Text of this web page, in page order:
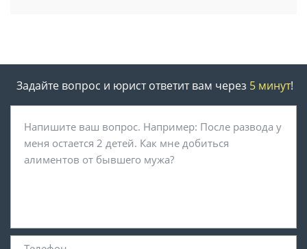
Задайте вопрос и юрист ответит вам через 5 минут!